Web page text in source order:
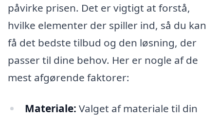
påvirke prisen. Det er vigtigt at forstå,
hvilke elementer der spiller ind, så du kan
få det bedste tilbud og den løsning, der
passer til dine behov. Her er nogle af de
mest afgørende faktorer:
Materiale: Valget af materiale til din